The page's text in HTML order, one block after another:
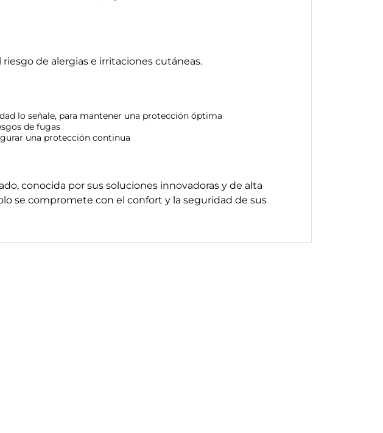
de alergias e irritaciones cutáneas.
lo señale, para mantener una protección óptima
de fugas
una protección continua
conocida por sus soluciones innovadoras y de alta
se compromete con el confort y la seguridad de sus